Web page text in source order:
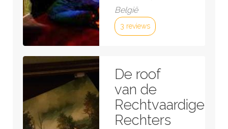
België
3 reviews
De roof
van de
Rechtvaardige
Rechters